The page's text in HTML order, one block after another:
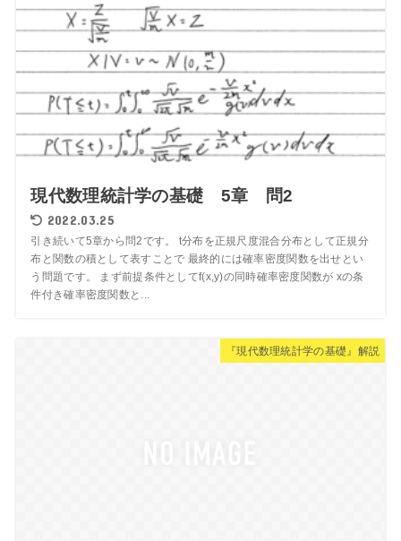
現代数理統計学の基礎 5章 問2
2022.03.25
引き続いて5章から問2です。 t分布を正規尺度混合分布として正規分
布と関数の積として表すことで 最終的には確率密度関数を出せとい
う問題です。 まず前提条件としてf(x,y)の同時確率密度関数が xの条
件付き確率密度関数と...
『現代数理統計学の基礎』解説